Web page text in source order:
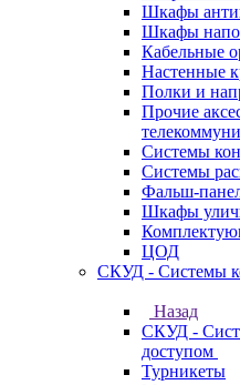
Шкафы
Шкафы
Кабельные
Настенные
Полки и
Прочие
Системы
Системы
Фальш-
Шкафы
ЦОД
СКУД - Системы
Назад
СКУД -
доступом
Турникеты